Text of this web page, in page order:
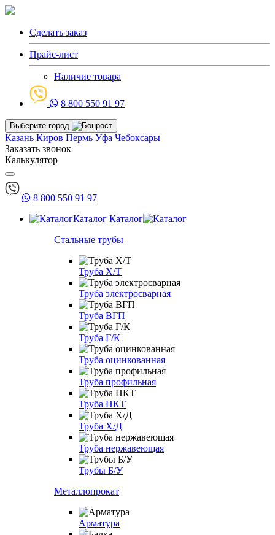
Сделать заказ
Прайс-лист
Наличие товара
8 800 550 91 97
Выберите город
Казань Киров Пермь Уфа Чебоксары
Заказать звонок
Калькулятор
8 800 550 91 97
Каталог Каталог
Стальные трубы
Труба Х/Т
Труба электросварная
Труба ВГП
Труба Г/К
Труба оцинкованная
Труба профильная
Труба НКТ
Труба Х/Д
Труба нержавеющая
Трубы Б/У
Металлопрокат
Арматура